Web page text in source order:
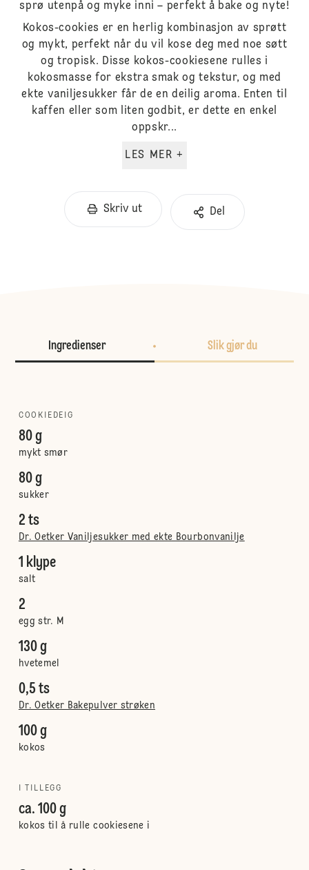
sprø utenpå og myke inni – perfekt å bake og nyte!
Kokos-cookies er en herlig kombinasjon av sprøtt
og mykt, perfekt når du vil kose deg med noe søtt
og tropisk. Disse kokos-cookiesene rulles i
kokosmasse for ekstra smak og tekstur, og med
ekte vaniljesukker får de en deilig aroma. Enten til
kaffen eller som liten godbit, er dette en enkel
oppskr...
LES MER +
Skriv ut Del
Ingredienser Slik gjør du
COOKIEDEIG
80 g
mykt smør
80 g
sukker
2 ts
Dr. Oetker Vaniljesukker med ekte Bourbonvanilje
1 klype
salt
2
egg str. M
130 g
hvetemel
0,5 ts
Dr. Oetker Bakepulver strøken
100 g
kokos
I TILLEGG
ca. 100 g
kokos til å rulle cookiesene i